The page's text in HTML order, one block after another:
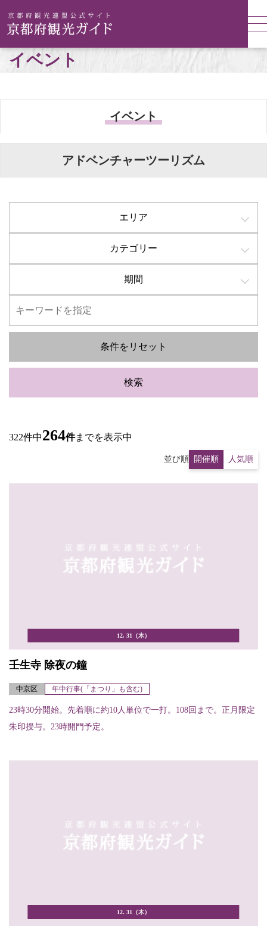
イベント
イベント
アドベンチャーツーリズム
エリア
カテゴリー
期間
条件をリセット
検索
322件中264件までを表示中
並び順 開催順 人気順
12. 31（木）
壬生寺 除夜の鐘
中京区 年中行事(「まつり」も含む)
23時30分開始。先着順に約10人単位で一打。108回まで。正月限定
朱印授与。23時開門予定。
12. 31（木）